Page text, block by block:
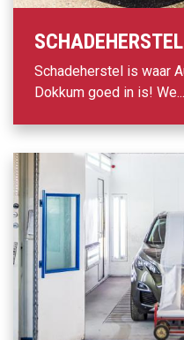
Schadeherstel is waar
Dokkum goed in is! We...